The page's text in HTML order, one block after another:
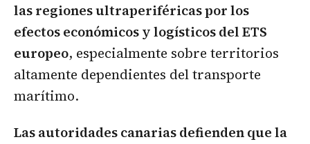
las regiones ultraperiféricas por los
efectos económicos y logísticos del ETS
europeo, especialmente sobre territorios
altamente dependientes del transporte
marítimo.
Las autoridades canarias defienden que la